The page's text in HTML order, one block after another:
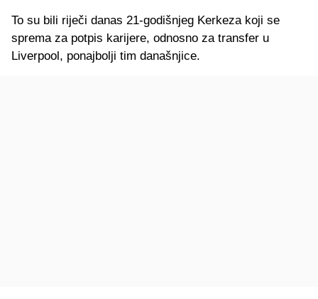
To su bili riječi danas 21-godišnjeg Kerkeza koji se
sprema za potpis karijere, odnosno za transfer u
Liverpool, ponajbolji tim današnjice.